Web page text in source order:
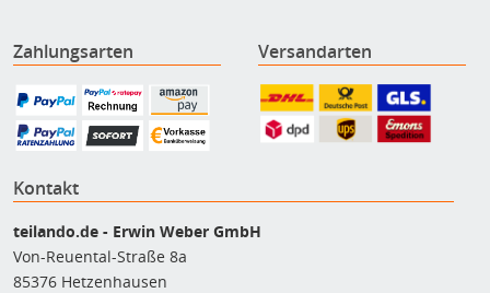
Zahlungsarten Versandarten
Kontakt
teilando.de - Erwin Weber GmbH
Von-Reuental-Straße 8a
85376 Hetzenhausen